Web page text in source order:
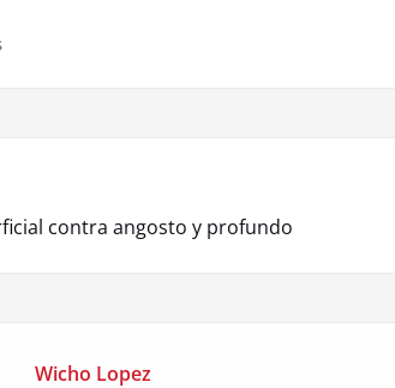
contra angosto y profundo
Wicho Lopez